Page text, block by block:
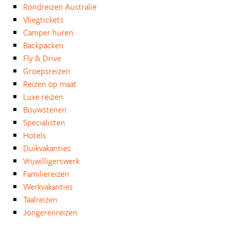
Rondreizen Australië
Vliegtickets
Camper huren
Backpacken
Fly & Drive
Groepsreizen
Reizen op maat
Luxe reizen
Bouwstenen
Specialisten
Hotels
Duikvakanties
Vrijwilligerswerk
Familiereizen
Werkvakanties
Taalreizen
Jongerenreizen